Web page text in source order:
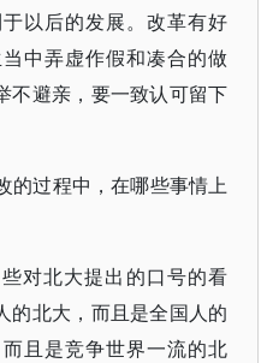
以后的发展。改革有好
中弄虚作假和凑合的做
不避亲，要一致认可留下
的过程中，在哪些事情上
对北大提出的口号的看
的北大，而且是全国人的
且是竞争世界一流的北